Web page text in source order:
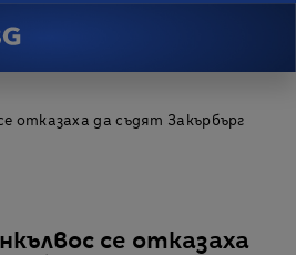
отказаха да съдят Закърбърг
се отказаха